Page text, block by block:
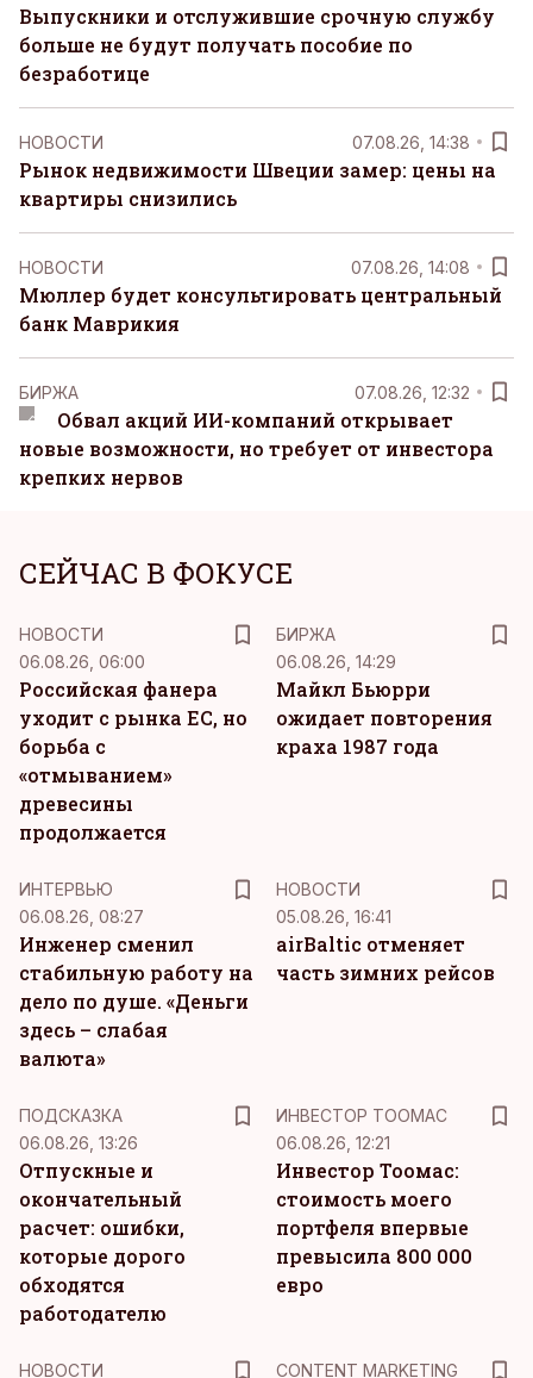
Выпускники и отслужившие срочную службу
больше не будут получать пособие по
безработице
НОВОСТИ 07.08.26, 14:38
Рынок недвижимости Швеции замер: цены на
квартиры снизились
НОВОСТИ 07.08.26, 14:08
Мюллер будет консультировать центральный
банк Маврикия
БИРЖА 07.08.26, 12:32
Обвал акций ИИ-компаний открывает
новые возможности, но требует от инвестора
крепких нервов
СЕЙЧАС В ФОКУСЕ
НОВОСТИ
06.08.26, 06:00
Российская фанера
уходит с рынка ЕС, но
борьба с
«отмыванием»
древесины
продолжается
БИРЖА
06.08.26, 14:29
Майкл Бьюрри
ожидает повторения
краха 1987 года
ИНТЕРВЬЮ
06.08.26, 08:27
Инженер сменил
стабильную работу на
дело по душе. «Деньги
здесь – слабая
валюта»
НОВОСТИ
05.08.26, 16:41
airBaltic отменяет
часть зимних рейсов
ПОДСКАЗКА
06.08.26, 13:26
Отпускные и
окончательный
расчет: ошибки,
которые дорого
обходятся
работодателю
ИНВЕСТОР ТООМАС
06.08.26, 12:21
Инвестор Тоомас:
стоимость моего
портфеля впервые
превысила 800 000
евро
НОВОСТИ CONTENT MARKETING